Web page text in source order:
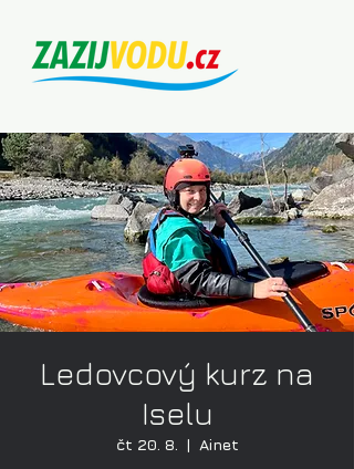
Ledovcový kurz na
Iselu
čt 20. 8.
  |
Ainet